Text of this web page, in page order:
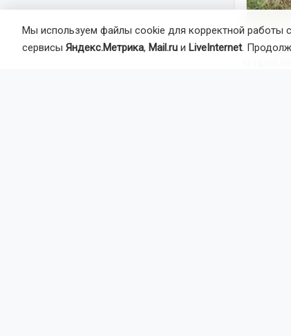
Мы используем файлы cookie для корректной работы
сервисы Яндекс.Метрика, Mail.ru и LiveInternet.